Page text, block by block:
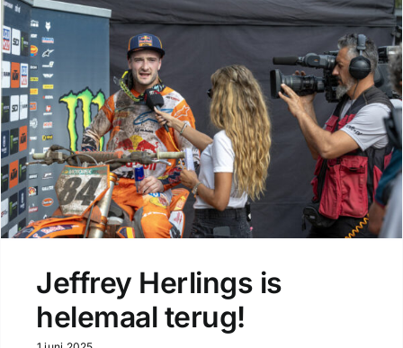
Jeffrey Herlings is
helemaal terug!